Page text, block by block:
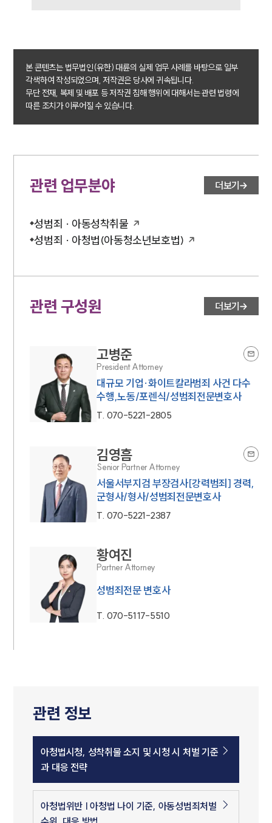
전체
구성원 소개
성범죄전문변호사
뉴스레터/브로슈어
세미나
대륜법률상담예약
대륜법률상담예약
본 콘텐츠는 법무법인(유한) 대륜의 실제 업무 사례를 바탕으로 일부
각색하여 작성되었으며, 저작권은 당사에 귀속됩니다.
무단 전재, 복제 및 배포 등 저작권 침해 행위에 대해서는 관련 법령에
따른 조치가 이루어질 수 있습니다.
관련 업무분야 더보기
성범죄 · 아동성착취물
성범죄 · 아청법(아동청소년보호법)
관련 구성원 더보기
고병준
President Attorney
대규모 기업·화이트칼라범죄 사건 다수
수행,노동/포렌식/성범죄전문변호사
T. 070-5221-2805
김영흠
Senior Partner Attorney
서울서부지검 부장검사[강력범죄] 경력,
군형사/형사/성범죄전문변호사
T. 070-5221-2387
황여진
Partner Attorney
성범죄전문 변호사
T. 070-5117-5510
관련 정보
아청법시청, 성착취물 소지 및 시청 시 처벌 기준
과 대응 전략
아청법위반 | 아청법 나이 기준, 아동성범죄처벌